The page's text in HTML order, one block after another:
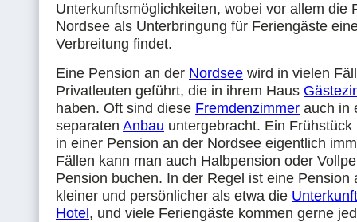
Unterkunftsmöglichkeiten, wobei vor allem die
Nordsee als Unterbringung für Feriengäste
Verbreitung findet.
Eine Pension an der Nordsee wird in vielen
Privatleuten geführt, die in ihrem Haus
haben. Oft sind diese Fremdenzimmer auch in
separaten Anbau untergebracht. Ein
in einer Pension an der Nordsee eigentlich
Fällen kann man auch Halbpension oder
Pension buchen. In der Regel ist eine Pension
kleiner und persönlicher als etwa die Unterkunft
Hotel , und viele Feriengäste kommen gerne